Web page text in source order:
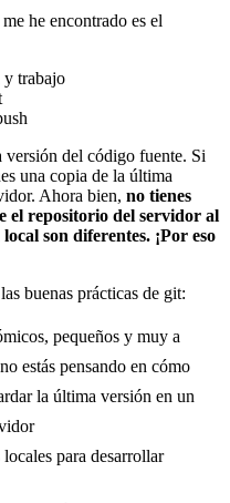
he encontrado es el
y trabajo
del código fuente. Si
una copia de la última
Ahora bien, no tienes
el repositorio del servidor al
son diferentes. ¡Por eso
buenas prácticas de git:
pequeños y muy a
estás pensando en cómo
la última versión en un
para desarrollar